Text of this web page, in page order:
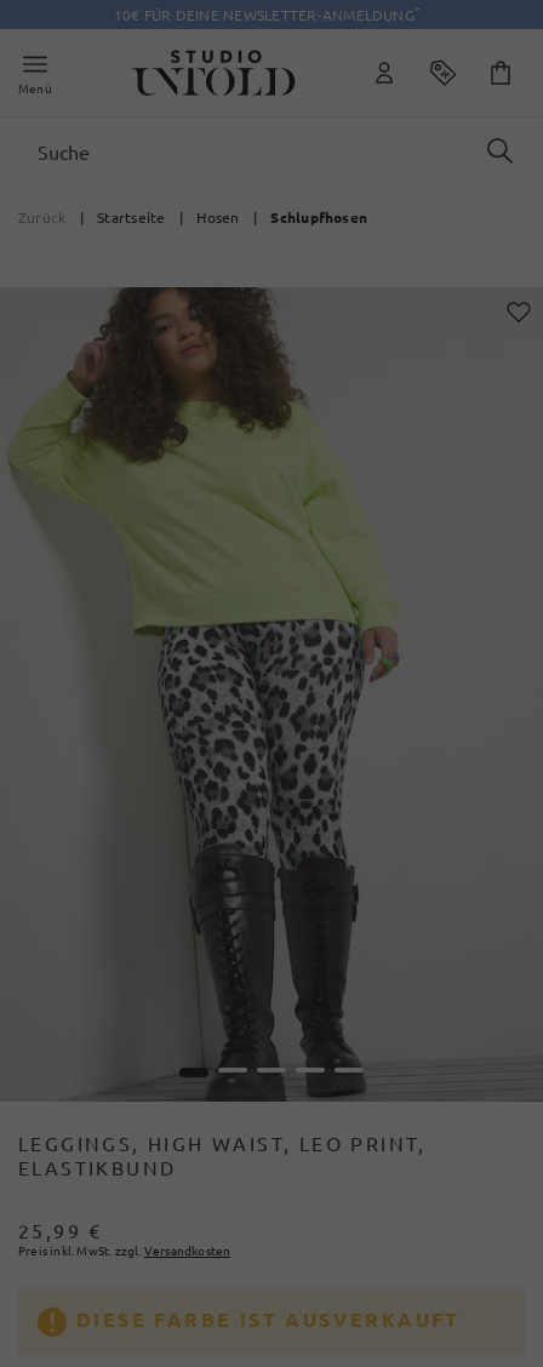
10€ FÜR DEINE NEWSLETTER-ANMELDUNG*
Menü
Zurück | Startseite | Hosen | Schlupfhosen
1 2 3 4 5
LEGGINGS, HIGH WAIST, LEO PRINT,
ELASTIKBUND
25,99 €
Preis inkl. MwSt. zzgl. Versandkosten
DIESE FARBE IST AUSVERKAUFT